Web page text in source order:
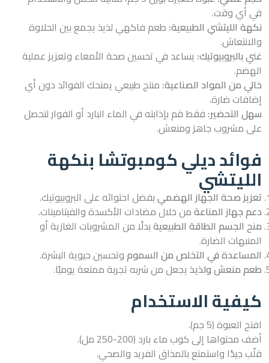
في أي وقت.
نكهة الليتشي الطبيعية: طعم فاكهي لذيذ يجمع بين الحلاوة
والانتعاش.
غني بالبروبيوتيك: يساعد في تحسين صحة الأمعاء وتعزيز عملية
الهضم.
خالي من المواد الصناعية: منتج طبيعي يمنحك الفوائد دون أي
إضافات ضارة.
سهل التحضير: فقط قم بإذابته في الماء البارد أو الفوار لتحصل
على مشروب جاهز ومنعش.
فوائد ديلي كومبوتشا بنكهة
الليتشي
تعزيز صحة الجهاز الهضميبفضل احتوائه على البروبيوتيك.
دعم جهاز المناعةمن خلال مضادات الأكسدة والفيتامينات.
منح الجسم الطاقة الطبيعيةبدلًا من المشروبات الغازية أو
المنبهات الضارة.
المساعدة في التخلص من السموموتحسين حيوية البشرة.
طعم منعش ولذيذيجعل من شربه تجربة ممتعة يوميًا.
كيفية الاستخدام
افتح العبوة (5 جم).
أضف محتواها إلى كوب ماء بارد (200-250 مل).
قلّب جيدًا واستمتع بالمذاق الفريد والصحي.